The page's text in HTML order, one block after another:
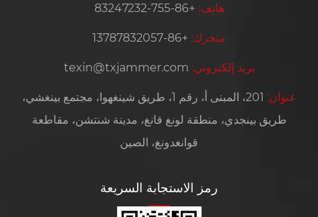
هاتف: +86-755-83247232
متحرك: +86-13787832057
بريد إلكتروني: texin@txjammer.com
عنوان:
201، المبنى أ، رقم 1، طريق شينغهوا، مجتمع بينغشي،
طريق بينجدي، منطقة لونغ قانغ، مدينة شنتشن، مقاطعة
قوانغدونغ، الصين
رمز الاستجابة السريعة